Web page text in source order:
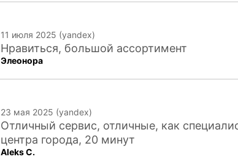
11 июля 2025 (yandex)
Нравиться, большой ассортимент
Элеонора
23 мая 2025 (yandex)
Отличный сервис, отличные, как
центра города, 20 минут
Aleks C.